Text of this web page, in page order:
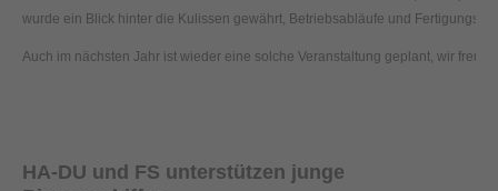
wurde ein Blick hinter die Kulissen gewährt, Betriebsabläufe und
Auch im nächsten Jahr ist wieder eine solche Veranstaltung geplant, wir
HA-DU und FS unterstützen junge